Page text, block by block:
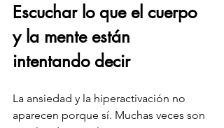
Escuchar lo que el cuerpo
y la mente están
intentando decir
La ansiedad y la hiperactivación no
aparecen porque sí. Muchas veces son